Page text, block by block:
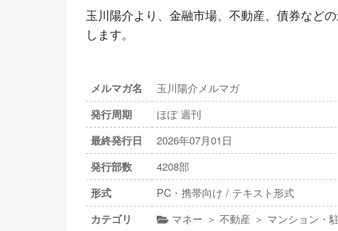
玉川陽介より、金融市場、不動産、債券など
します。
メルマガ名
玉川陽介メルマガ
発行周期
ほぼ 週刊
最終発行日
2026年07月01日
発行部数
4208部
形式
PC・携帯向け / テキスト形式
カテゴリ
マネー ＞ 不動産 ＞ マンション・